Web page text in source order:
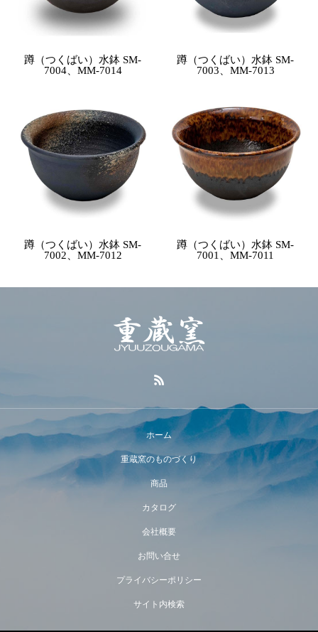
蹲（つくばい）水鉢 SM-
7004、MM-7014
蹲（つくばい）水鉢 SM-
7003、MM-7013
蹲（つくばい）水鉢 SM-
7002、MM-7012
蹲（つくばい）水鉢 SM-
7001、MM-7011
ホーム
重蔵窯のものづくり
商品
カタログ
会社概要
お問い合せ
プライバシーポリシー
サイト内検索